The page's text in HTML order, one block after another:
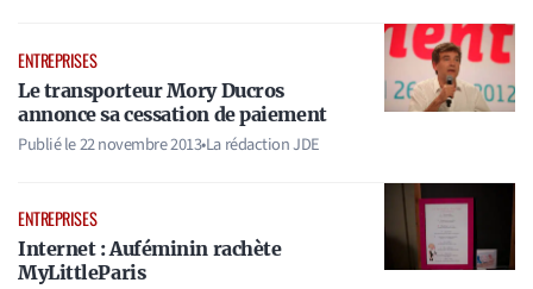
ENTREPRISES
Le transporteur Mory Ducros
annonce sa cessation de paiement
Publié le22 novembre 2013•La rédaction JDE
ENTREPRISES
Internet : Auféminin rachète
MyLittleParis